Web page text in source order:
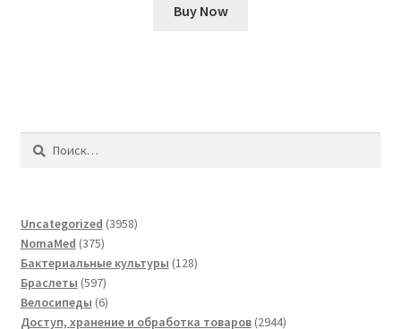
Buy Now
Найти:
Uncategorized 39583958
NomaMed 375375
товаров
Бактериальные культуры 128128
Браслеты 597597
товаров
Велосипеды 66
товаров
Доступ, хранение и обработка товаров 29442944